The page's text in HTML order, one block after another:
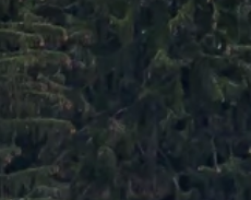
Nachgehört
Podcast
Newsletter
Zeit fürs Oberland